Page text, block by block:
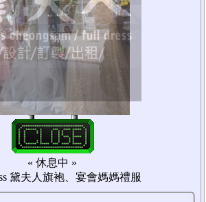
« 休息中 »
黛夫人旗袍、宴會媽媽禮服